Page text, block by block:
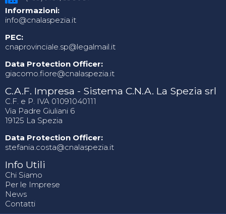
Informazioni:
info@cnalaspezia.it
PEC:
cnaprovinciale.sp@legalmail.it
Data Protection Officer:
giacomo.fiore@cnalaspezia.it
C.A.F. Impresa - Sistema C.N.A. La Spezia srl
C.F. e P. IVA 01091040111
Via Padre Giuliani 6
19125 La Spezia
Data Protection Officer:
stefania.costa@cnalaspezia.it
Info Utili
Chi Siamo
Per le Imprese
News
Contatti